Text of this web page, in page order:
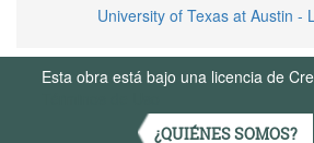
University of Texas at Austin -
Esta obra está bajo una licencia de
¿QUIÉNES SOMOS?